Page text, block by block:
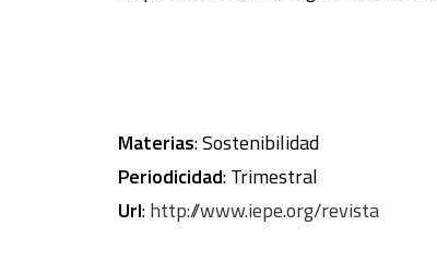
Materias: Sostenibilidad
Periodicidad: Trimestral
Url:http://www.iepe.org/revista